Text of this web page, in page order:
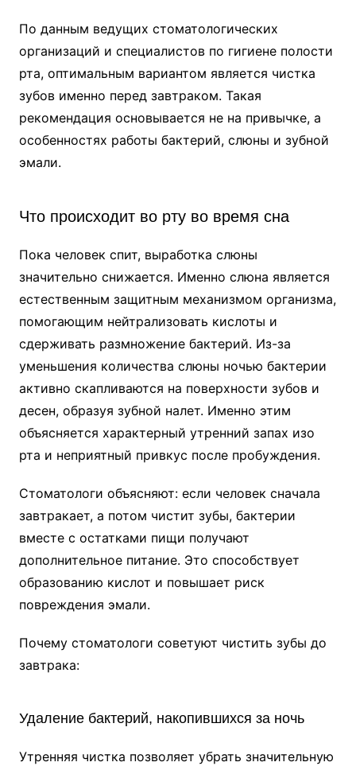
По данным ведущих стоматологических
организаций и специалистов по гигиене полости
рта, оптимальным вариантом является чистка
зубов именно перед завтраком. Такая
рекомендация основывается не на привычке, а
особенностях работы бактерий, слюны и зубной
эмали.
Что происходит во рту во время сна
Пока человек спит, выработка слюны
значительно снижается. Именно слюна является
естественным защитным механизмом организма,
помогающим нейтрализовать кислоты и
сдерживать размножение бактерий. Из-за
уменьшения количества слюны ночью бактерии
активно скапливаются на поверхности зубов и
десен, образуя зубной налет. Именно этим
объясняется характерный утренний запах изо
рта и неприятный привкус после пробуждения.
Стоматологи объясняют: если человек сначала
завтракает, а потом чистит зубы, бактерии
вместе с остатками пищи получают
дополнительное питание. Это способствует
образованию кислот и повышает риск
повреждения эмали.
Почему стоматологи советуют чистить зубы до
завтрака:
Удаление бактерий, накопившихся за ночь
Утренняя чистка позволяет убрать значительную